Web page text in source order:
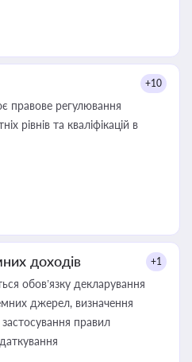
+10
правове регулювання
рівнів та кваліфікацій в
доходів +1
обов’язку декларування
джерел, визначення
правил